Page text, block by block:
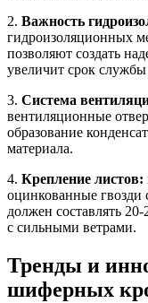
2. Важность
гидроизоляционных
позволяют создать
увеличит срок
3. Система
вентиляционные
образование
материала.
4. Крепление листов:
оцинкованные
должен составлять
с сильными ветрами.
Тренды и
шиферных